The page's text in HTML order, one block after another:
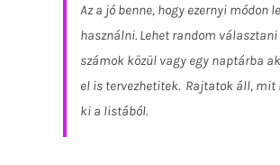
Az a jó benne, hogy ezernyi módon
használni. Lehet random választani
számok közül vagy egy naptárba
el is tervezhetitek. Rajtatok áll, mit
ki a listából.